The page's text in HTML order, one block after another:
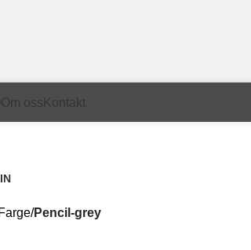
Om oss Kontakt
Pencil-grey